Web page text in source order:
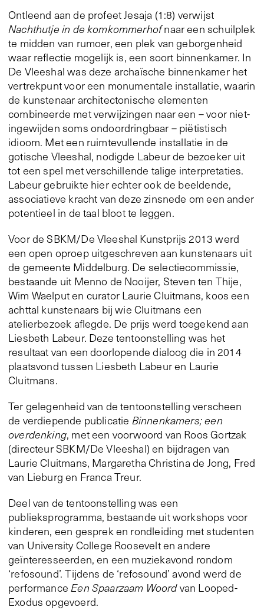
Ontleend aan de profeet Jesaja (1:8) verwijst
Nachthutje in de komkommerhofnaar een schuilplek
te midden van rumoer, een plek van geborgenheid
waar reflectie mogelijk is, een soort binnenkamer. In
De Vleeshal was deze archaïsche binnenkamer het
vertrekpunt voor een monumentale installatie, waarin
de kunstenaar architectonische elementen
combineerde met verwijzingen naar een – voor niet-
ingewijden soms ondoordringbaar – piëtistisch
idioom. Met een ruimtevullende installatie in de
gotische Vleeshal, nodigde Labeur de bezoeker uit
tot een spel met verschillende talige interpretaties.
Labeur gebruikte hier echter ook de beeldende,
associatieve kracht van deze zinsnede om een ander
potentieel in de taal bloot te leggen.
Voor de SBKM/De Vleeshal Kunstprijs 2013 werd
een open oproep uitgeschreven aan kunstenaars uit
de gemeente Middelburg. De selectiecommissie,
bestaande uit Menno de Nooijer, Steven ten Thije,
Wim Waelput en curator Laurie Cluitmans, koos een
achttal kunstenaars bij wie Cluitmans een
atelierbezoek aflegde. De prijs werd toegekend aan
Liesbeth Labeur. Deze tentoonstelling was het
resultaat van een doorlopende dialoog die in 2014
plaatsvond tussen Liesbeth Labeur en Laurie
Cluitmans.
Ter gelegenheid van de tentoonstelling verscheen
de verdiepende publicatie Binnenkamers; een
overdenking, met een voorwoord van Roos Gortzak
(directeur SBKM/De Vleeshal) en bijdragen van
Laurie Cluitmans, Margaretha Christina de Jong, Fred
van Lieburg en Franca Treur.
Deel van de tentoonstelling was een
publieksprogramma, bestaande uit workshops voor
kinderen, een gesprek en rondleiding met studenten
van University College Roosevelt en andere
geïnteresseerden, en een muziekavond rondom
‘refosound’. Tijdens de ‘refosound’ avond werd de
performanceEen Spaarzaam Woordvan Looped-
Exodus opgevoerd.